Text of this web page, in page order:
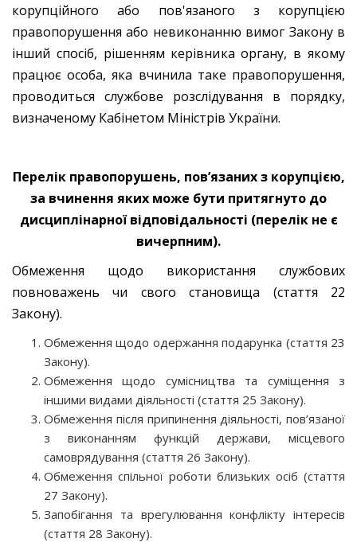
корупційного або пов'язаного з корупцією
правопорушення або невиконанню вимог Закону в
інший спосіб, рішенням керівника органу, в якому
працює особа, яка вчинила таке правопорушення,
проводиться службове розслідування в порядку,
визначеному Кабінетом Міністрів України.
Перелік правопорушень, пов’язаних з корупцією,
за вчинення яких може бути притягнуто до
дисциплінарної відповідальності (перелік не є
вичерпним).
Обмеження щодо використання службових
повноважень чи свого становища (стаття 22
Закону).
Обмеження щодо одержання подарунка (стаття 23
Закону).
Обмеження щодо сумісництва та суміщення з
іншими видами діяльності (стаття 25 Закону).
Обмеження після припинення діяльності, пов’язаної
з виконанням функцій держави, місцевого
самоврядування (стаття 26 Закону).
Обмеження спільної роботи близьких осіб (стаття
27 Закону).
Запобігання та врегулювання конфлікту інтересів
(стаття 28 Закону).